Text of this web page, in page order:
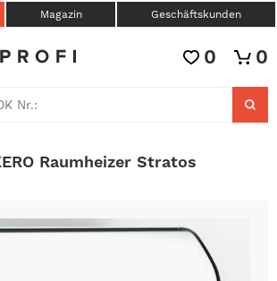
Magazin Geschäftskunden
0 0
Raumheizer Stratos